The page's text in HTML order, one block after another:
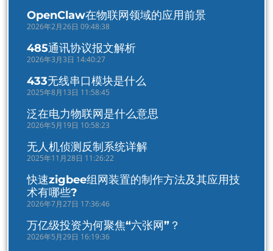
OpenClaw在物联网领域的应用前景
2026年2月26日 09:48:38
485通讯协议报文解析
2026年3月3日 14:40:27
433无线串口模块是什么
2025年8月13日 11:58:45
泛在电力物联网是什么意思
2026年5月19日 10:58:23
无人机侦测反制系统详解
2025年11月28日 11:26:22
快速zigbee组网装置的制作方法及其应用技
术有哪些?
2026年7月27日 17:36:46
万亿级投资为何聚焦“六张网”？
2026年5月29日 16:19:36